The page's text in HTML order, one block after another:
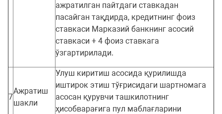
ажратилган пайтдаги ставкадан
пасайган тақдирда, кредитнинг фоиз
ставкаси Марказий банкнинг асосий
ставкаси + 4 фоиз ставкага
ўзгартирилади.
7
Ажратиш
шакли
Улуш киритиш асосида қурилишда
иштирок этиш тўғрисидаги шартномага
асосан қурувчи ташкилотнинг
ҳисобварағига пул маблағларини